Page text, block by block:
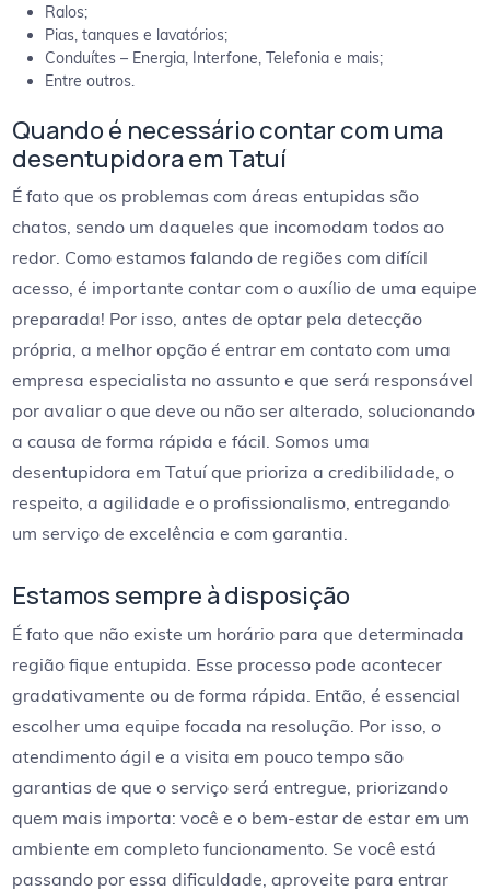
Ralos;
Pias, tanques e lavatórios;
Conduítes – Energia, Interfone, Telefonia e mais;
Entre outros.
Quando é necessário contar com uma
desentupidora em Tatuí
É fato que os problemas com áreas entupidas são
chatos, sendo um daqueles que incomodam todos ao
redor. Como estamos falando de regiões com difícil
acesso, é importante contar com o auxílio de uma equipe
preparada! Por isso, antes de optar pela detecção
própria, a melhor opção é entrar em contato com uma
empresa especialista no assunto e que será responsável
por avaliar o que deve ou não ser alterado, solucionando
a causa de forma rápida e fácil. Somos uma
desentupidora em Tatuí que prioriza a credibilidade, o
respeito, a agilidade e o profissionalismo, entregando
um serviço de excelência e com garantia.
Estamos sempre à disposição
É fato que não existe um horário para que determinada
região fique entupida. Esse processo pode acontecer
gradativamente ou de forma rápida. Então, é essencial
escolher uma equipe focada na resolução. Por isso, o
atendimento ágil e a visita em pouco tempo são
garantias de que o serviço será entregue, priorizando
quem mais importa: você e o bem-estar de estar em um
ambiente em completo funcionamento. Se você está
passando por essa dificuldade, aproveite para entrar